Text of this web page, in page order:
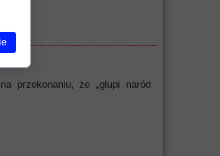
przekonaniu, że „głupi naród